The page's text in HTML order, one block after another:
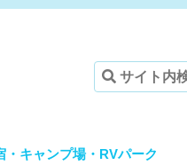
・キャンプ場・RVパーク